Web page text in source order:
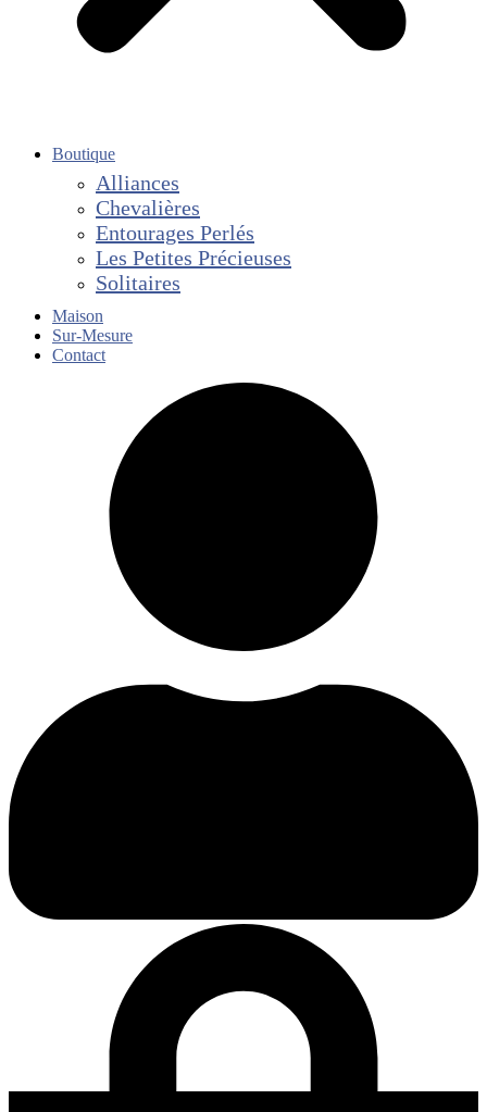
Boutique
Alliances
Chevalières
Entourages Perlés
Les Petites Précieuses
Solitaires
Maison
Sur-Mesure
Contact